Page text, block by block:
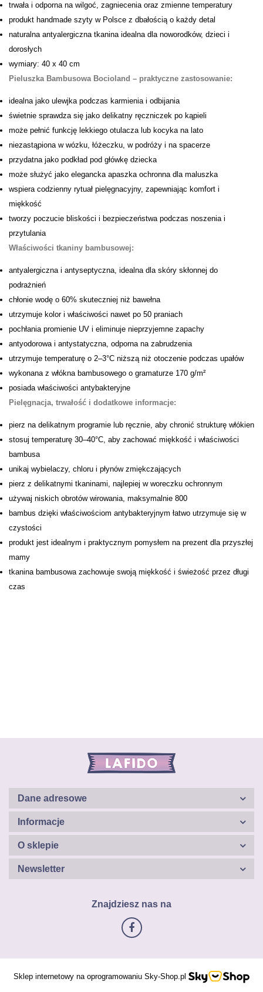
trwała i odporna na wilgoć, zagniecenia oraz zmienne temperatury
produkt handmade szyty w Polsce z dbałością o każdy detal
naturalna antyalergiczna tkanina idealna dla noworodków, dzieci i
dorosłych
wymiary: 40 x 40 cm
Pieluszka Bambusowa Bocioland – praktyczne zastosowanie:
idealna jako ulewjka podczas karmienia i odbijania
świetnie sprawdza się jako delikatny ręczniczek po kąpieli
może pełnić funkcję lekkiego otulacza lub kocyka na lato
niezastąpiona w wózku, łóżeczku, w podróży i na spacerze
przydatna jako podkład pod główkę dziecka
może służyć jako elegancka apaszka ochronna dla maluszka
wspiera codzienny rytuał pielęgnacyjny, zapewniając komfort i
miękkość
tworzy poczucie bliskości i bezpieczeństwa podczas noszenia i
przytulania
Właściwości tkaniny bambusowej:
antyalergiczna i antyseptyczna, idealna dla skóry skłonnej do
podrażnień
chłonie wodę o 60% skuteczniej niż bawełna
utrzymuje kolor i właściwości nawet po 50 praniach
pochłania promienie UV i eliminuje nieprzyjemne zapachy
antyodorowa i antystatyczna, odporna na zabrudzenia
utrzymuje temperaturę o 2–3°C niższą niż otoczenie podczas upałów
wykonana z włókna bambusowego o gramaturze 170 g/m²
posiada właściwości antybakteryjne
Pielęgnacja, trwałość i dodatkowe informacje:
pierz na delikatnym programie lub ręcznie, aby chronić strukturę włókien
stosuj temperaturę 30–40°C, aby zachować miękkość i właściwości
bambusa
unikaj wybielaczy, chloru i płynów zmiękczających
pierz z delikatnymi tkaninami, najlepiej w woreczku ochronnym
używaj niskich obrotów wirowania, maksymalnie 800
bambus dzięki właściwościom antybakteryjnym łatwo utrzymuje się w
czystości
produkt jest idealnym i praktycznym pomysłem na prezent dla przyszłej
mamy
tkanina bambusowa zachowuje swoją miękkość i świeżość przez długi
czas
Dane adresowe
Informacje
O sklepie
Newsletter
Znajdziesz nas na
Sklep internetowy na oprogramowaniu Sky-Shop.pl